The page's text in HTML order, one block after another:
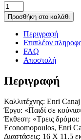
Καρτ
ποστάλ
Canaj
ποσότητα
Προσθήκη στο καλάθι
Περιγραφή
Επιπλέον
FAQ
Αποστολή
Περιγραφή
Καλλιτέχνης: Enri Canaj
Έργο: «Παιδί σε
Έκθεση: «Τρεις
Economopoulos, Enri
Διαστάσεις: 16 Χ 11.5